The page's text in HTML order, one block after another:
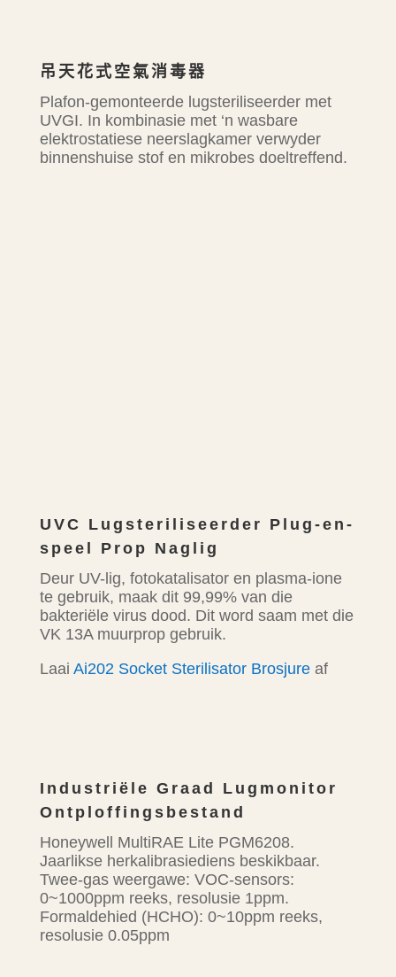
吊天花式空氣消毒器
Plafon-gemonteerde lugsteriliseerder met
UVGI. In kombinasie met ‘n wasbare
elektrostatiese neerslagkamer verwyder
binnenshuise stof en mikrobes doeltreffend.
UVC Lugsteriliseerder Plug-en-
speel Prop Naglig
Deur UV-lig, fotokatalisator en plasma-ione
te gebruik, maak dit 99,99% van die
bakteriële virus dood. Dit word saam met die
VK 13A muurprop gebruik.
Laai Ai202 Socket Sterilisator Brosjureaf
Industriële Graad Lugmonitor
Ontploffingsbestand
Honeywell MultiRAE Lite PGM6208.
Jaarlikse herkalibrasiediens beskikbaar.
Twee-gas weergawe: VOC-sensors:
0~1000ppm reeks, resolusie 1ppm.
Formaldehied (HCHO): 0~10ppm reeks,
resolusie 0.05ppm